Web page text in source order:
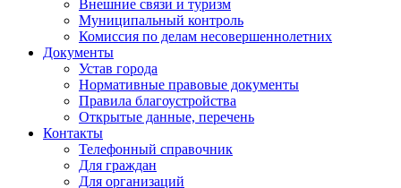
Внешние связи и туризм
Муниципальный контроль
Комиссия по делам несовершеннолетних
Документы
Устав города
Нормативные правовые документы
Правила благоустройства
Открытые данные, перечень
Контакты
Телефонный справочник
Для граждан
Для организаций